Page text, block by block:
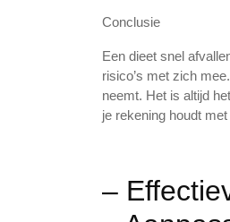
Conclusie
Een dieet snel
risico’s met zich
neemt. Het is altijd
je rekening houdt
–